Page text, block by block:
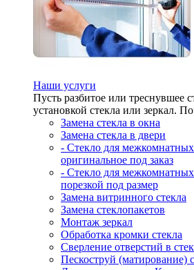
Наши услуги
Пусть разбитое или треснувшее
установкой стекла или зеркал.
Замена стекла в окна
Замена стекла в двери
- Стекло для
оригинальное под заказ
- Стекло для
порезкой под размер
Замена витринного стекла
Замена стеклопакетов
Монтаж зеркал
Обработка кромки стекла
Сверление отверстий в
Пескоструй (матирование)